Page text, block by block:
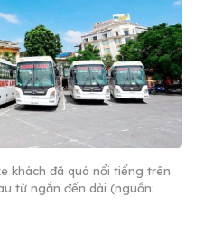
khách đã quá nổi tiếng trên
từ ngắn đến dài (nguồn: